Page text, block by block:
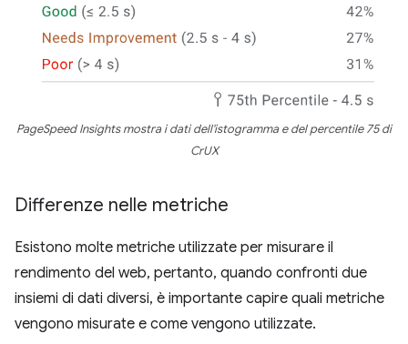
PageSpeed Insights mostra i dati dell'istogramma e del percentile 75 di
CrUX
Differenze nelle metriche
Esistono molte metriche utilizzate per misurare il
rendimento del web, pertanto, quando confronti due
insiemi di dati diversi, è importante capire quali metriche
vengono misurate e come vengono utilizzate.